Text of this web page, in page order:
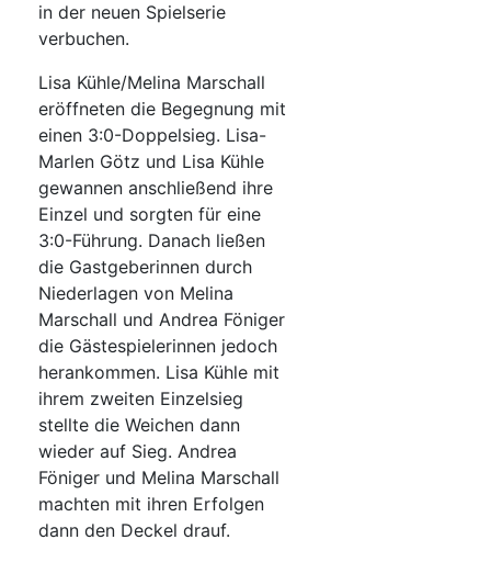
in der neuen Spielserie
verbuchen.
Lisa Kühle/Melina Marschall
eröffneten die Begegnung mit
einen 3:0-Doppelsieg. Lisa-
Marlen Götz und Lisa Kühle
gewannen anschließend ihre
Einzel und sorgten für eine
3:0-Führung. Danach ließen
die Gastgeberinnen durch
Niederlagen von Melina
Marschall und Andrea Föniger
die Gästespielerinnen jedoch
herankommen. Lisa Kühle mit
ihrem zweiten Einzelsieg
stellte die Weichen dann
wieder auf Sieg. Andrea
Föniger und Melina Marschall
machten mit ihren Erfolgen
dann den Deckel drauf.